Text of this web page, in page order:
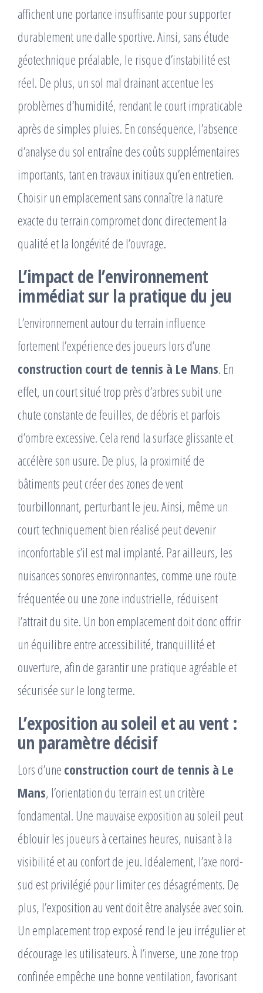
affichent une portance insuffisante pour supporter
durablement une dalle sportive. Ainsi, sans étude
géotechnique préalable, le risque d’instabilité est
réel. De plus, un sol mal drainant accentue les
problèmes d’humidité, rendant le court impraticable
après de simples pluies. En conséquence, l’absence
d’analyse du sol entraîne des coûts supplémentaires
importants, tant en travaux initiaux qu’en entretien.
Choisir un emplacement sans connaître la nature
exacte du terrain compromet donc directement la
qualité et la longévité de l’ouvrage.
L’impact de l’environnement
immédiat sur la pratique du jeu
L’environnement autour du terrain influence
fortement l’expérience des joueurs lors d’une
construction court de tennis à Le Mans. En
effet, un court situé trop près d’arbres subit une
chute constante de feuilles, de débris et parfois
d’ombre excessive. Cela rend la surface glissante et
accélère son usure. De plus, la proximité de
bâtiments peut créer des zones de vent
tourbillonnant, perturbant le jeu. Ainsi, même un
court techniquement bien réalisé peut devenir
inconfortable s’il est mal implanté. Par ailleurs, les
nuisances sonores environnantes, comme une route
fréquentée ou une zone industrielle, réduisent
l’attrait du site. Un bon emplacement doit donc offrir
un équilibre entre accessibilité, tranquillité et
ouverture, afin de garantir une pratique agréable et
sécurisée sur le long terme.
L’exposition au soleil et au vent :
un paramètre décisif
Lors d’une construction court de tennis à Le
Mans, l’orientation du terrain est un critère
fondamental. Une mauvaise exposition au soleil peut
éblouir les joueurs à certaines heures, nuisant à la
visibilité et au confort de jeu. Idéalement, l’axe nord-
sud est privilégié pour limiter ces désagréments. De
plus, l’exposition au vent doit être analysée avec soin.
Un emplacement trop exposé rend le jeu irrégulier et
décourage les utilisateurs. À l’inverse, une zone trop
confinée empêche une bonne ventilation, favorisant